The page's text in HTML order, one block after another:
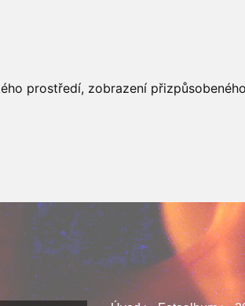
prostředí, zobrazení